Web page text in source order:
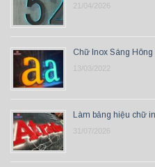
21/04/2026
Chữ Inox Sáng Hông
13/03/2022
Làm bảng hiệu chữ
31/07/2026